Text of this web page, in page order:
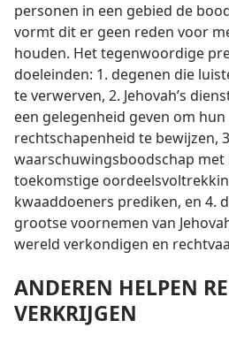
personen in een gebied de
vormt dit er geen reden voor
houden. Het tegenwoordige
doeleinden: 1. degenen die
te verwerven, 2. Jehovah’s
een gelegenheid geven om
rechtschapenheid te bewijzen,
waarschuwingsboodschap
toekomstige
kwaaddoeners prediken, en 4.
grootse voornemen van
wereld verkondigen en
ANDEREN HELPEN
VERKRIJGEN